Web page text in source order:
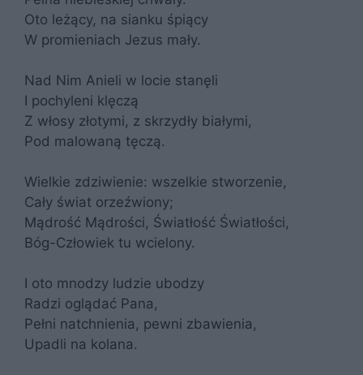
Oto leżący, na sianku śpiący
W promieniach Jezus mały.
Nad Nim Anieli w locie stanęli
I pochyleni klęczą
Z włosy złotymi, z skrzydły białymi,
Pod malowaną tęczą.
Wielkie zdziwienie: wszelkie stworzenie,
Cały świat orzeźwiony;
Mądrość Mądrości, Światłość Światłości,
Bóg-Człowiek tu wcielony.
I oto mnodzy ludzie ubodzy
Radzi oglądać Pana,
Pełni natchnienia, pewni zbawienia,
Upadli na kolana.